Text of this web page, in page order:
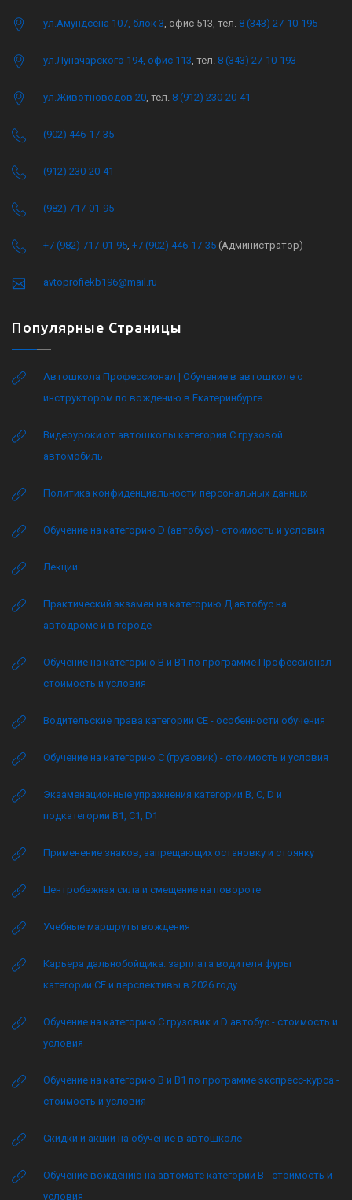
ул.Амундсена 107, блок 3, офис 513, тел. 8 (343) 27-10-195
ул.Луначарского 194, офис 113, тел. 8 (343) 27-10-193
ул.Животноводов 20, тел. 8 (912) 230-20-41
(902) 446-17-35
(912) 230-20-41
(982) 717-01-95
+7 (982) 717-01-95, +7 (902) 446-17-35 (Администратор)
avtoprofiekb196@mail.ru
Популярные Страницы
Автошкола Профессионал | Обучение в автошколе с
инструктором по вождению в Екатеринбурге
Видеоуроки от автошколы категория C грузовой
автомобиль
Политика конфиденциальности персональных данных
Обучение на категорию D (автобус) - стоимость и условия
Лекции
Практический экзамен на категорию Д автобус на
автодроме и в городе
Обучение на категорию B и B1 по программе Профессионал -
стоимость и условия
Водительские права категории CE - особенности обучения
Обучение на категорию C (грузовик) - стоимость и условия
Экзаменационные упражнения категории B, C, D и
подкатегории B1, C1, D1
Применение знаков, запрещающих остановку и стоянку
Центробежная сила и смещение на повороте
Учебные маршруты вождения
Карьера дальнобойщика: зарплата водителя фуры
категории CE и перспективы в 2026 году
Обучение на категорию C грузовик и D автобус - стоимость и
условия
Обучение на категорию B и B1 по программе экспресс-курса -
стоимость и условия
Скидки и акции на обучение в автошколе
Обучение вождению на автомате категории B - стоимость и
условия